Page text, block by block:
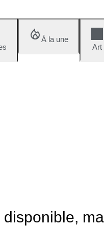
À la une
Art
disponible,